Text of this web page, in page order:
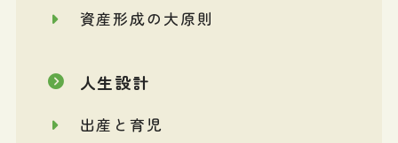
資産形成の大原則
人生設計
出産と育児